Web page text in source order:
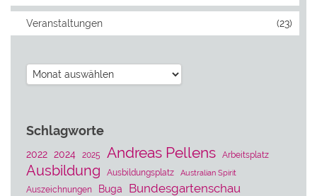
Veranstaltungen (23)
Archiv
Schlagworte
2022 2024 2025 Andreas Pellens Arbeitsplatz
Ausbildung Ausbildungsplatz Australian Spirit
Auszeichnungen Buga Bundesgartenschau